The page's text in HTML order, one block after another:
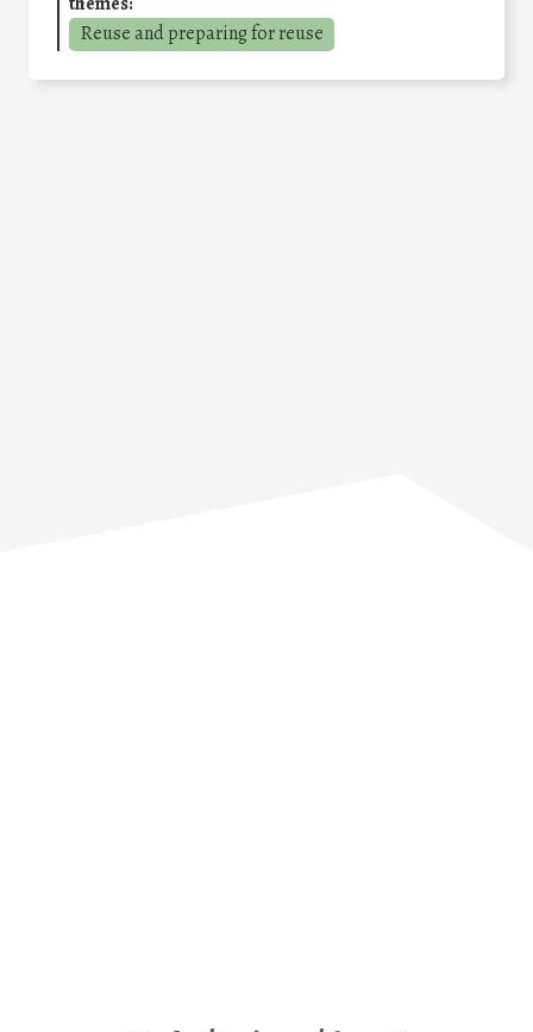
Reuse and preparing for reuse